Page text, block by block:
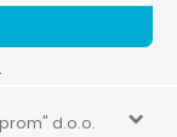
d.o.o.